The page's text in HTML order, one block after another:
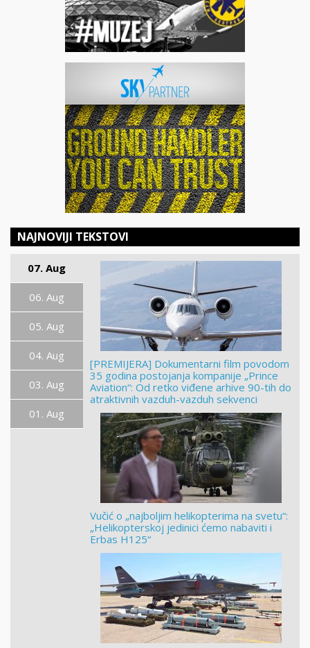
NAJNOVIJI TEKSTOVI
07. Aug
06. Aug
05. Aug
04. Aug
03. Aug
01. Aug
[PREMIJERA] Dokumentarni film povodom
35 godina postojanja kompanije „Prince
Aviation“: Od retko viđene arhive 90-tih do
atraktivnih vazduh-vazduh sekvenci
Vučić o „najboljim helikopterima na svetu“:
„Helikopterskoj jedinici ćemo nabaviti i
Erbas H125“